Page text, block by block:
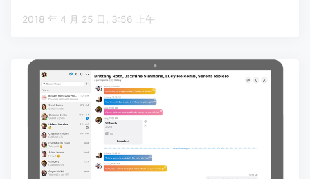
2018 年 4 月 25 日, 3:56 上午